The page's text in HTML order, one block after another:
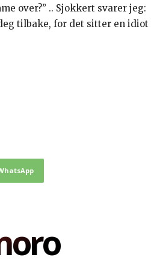
over?” .. Sjokkert svarer jeg:
tilbake, for det sitter en idiot